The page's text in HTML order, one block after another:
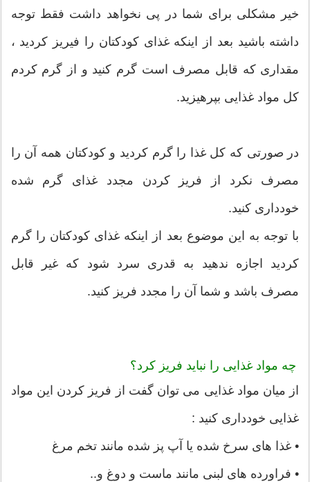
خیر مشکلی برای شما در پی نخواهد داشت فقط توجه
داشته باشید بعد از اینکه غذای کودکتان را فیریز کردید ،
مقداری که قابل مصرف است گرم کنید و از گرم کردم
کل مواد غذایی بپرهیزید.
در صورتی که کل غذا را گرم کردید و کودکتان همه آن را
مصرف نکرد از فریز کردن مجدد غذای گرم شده
خودداری کنید.
با توجه به این موضوع بعد از اینکه غذای کودکتان را گرم
کردید اجازه ندهید به قدری سرد شود که غیر قابل
مصرف باشد و شما آن را مجدد فریز کنید.
چه مواد غذایی را نباید فریز کرد؟
از میان مواد غذایی می توان گفت از فریز کردن این مواد
غذایی خودداری کنید :
• غذا های سرخ شده یا آپ پز شده مانند تخم مرغ
• فراورده های لبنی مانند ماست و دوغ و..